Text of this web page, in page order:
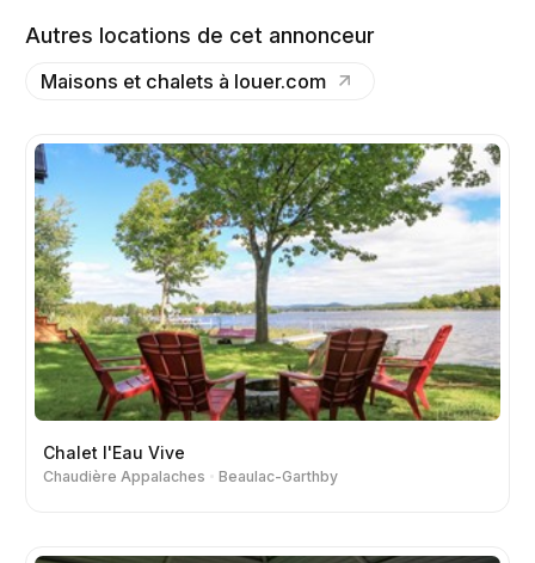
Autres locations de cet annonceur
Maisons et chalets à louer.com
Chalet l'Eau Vive
Chaudière Appalaches Beaulac-Garthby